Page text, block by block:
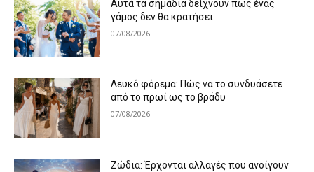
Αυτά τα σημάδια δείχνουν πως ένας
γάμος δεν θα κρατήσει
07/08/2026
Λευκό φόρεμα: Πώς να το συνδυάσετε
από το πρωί ως το βράδυ
07/08/2026
Ζώδια: Έρχονται αλλαγές που ανοίγουν